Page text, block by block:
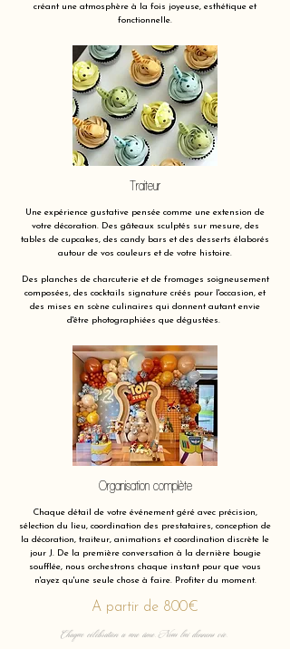
créant une atmosphère à la fois joyeuse, esthétique et
fonctionnelle.
Traiteur
Une expérience gustative pensée comme une extension de
votre décoration. Des gâteaux sculptés sur mesure, des
tables de cupcakes, des candy bars et des desserts élaborés
autour de vos couleurs et de votre histoire.
Des planches de charcuterie et de fromages soigneusement
composées, des cocktails signature créés pour l'occasion, et
des mises en scène culinaires qui donnent autant envie
d'être photographiées que dégustées.
Organisation complète
Chaque détail de votre événement géré avec précision,
sélection du lieu, coordination des prestataires, conception de
la décoration, traiteur, animations et coordination discrète le
jour J. De la première conversation à la dernière bougie
soufflée, nous orchestrons chaque instant pour que vous
n'ayez qu'une seule chose à faire. Profiter du moment.
A partir de 800€
Chaque célébration a une âme. Nous lui donnons vie.